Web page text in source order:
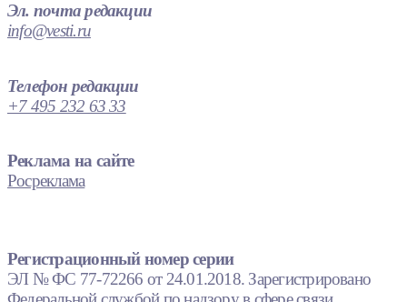
Эл. почта редакции
info@vesti.ru
Телефон редакции
+7 495 232 63 33
Реклама на сайте
Росреклама
Регистрационный номер серии
ЭЛ № ФС 77-72266 от 24.01.2018. Зарегистрировано